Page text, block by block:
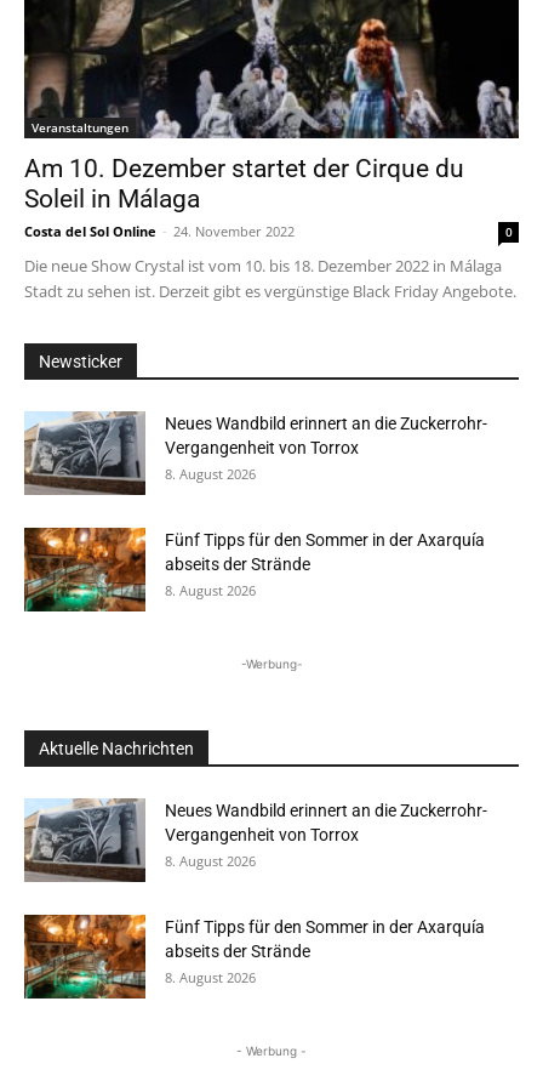
Veranstaltungen
Am 10. Dezember startet der Cirque du
Soleil in Málaga
Costa del Sol Online - 24. November 2022 0
Die neue Show Crystal ist vom 10. bis 18. Dezember 2022 in Málaga
Stadt zu sehen ist. Derzeit gibt es vergünstige Black Friday Angebote.
Newsticker
Neues Wandbild erinnert an die Zuckerrohr-
Vergangenheit von Torrox
8. August 2026
Fünf Tipps für den Sommer in der Axarquía
abseits der Strände
8. August 2026
-Werbung-
Aktuelle Nachrichten
Neues Wandbild erinnert an die Zuckerrohr-
Vergangenheit von Torrox
8. August 2026
Fünf Tipps für den Sommer in der Axarquía
abseits der Strände
8. August 2026
- Werbung -